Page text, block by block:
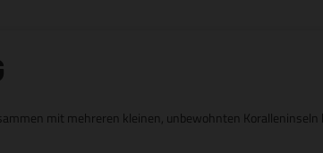
mit mehreren kleinen, unbewohnten Koralleninseln